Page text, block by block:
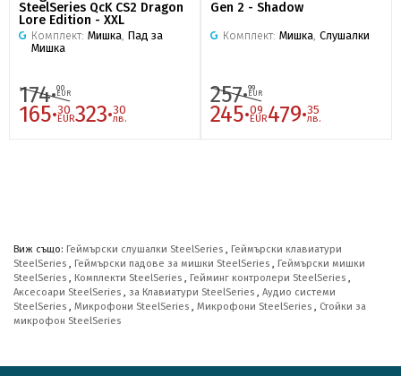
SteelSeries QcK CS2 Dragon
Lore Edition - XXL
Комплект: Мишка, Пад за
Мишка
174·00
EUR
165·30
EUR323·30
лв.
Gen 2 - Shadow
Комплект: Мишка, Слушалки
257·99
EUR
245·09
EUR479·35
лв.
Виж също: Геймърски слушалки SteelSeries , Геймърски клавиатури
SteelSeries , Геймърски падове за мишки SteelSeries , Геймърски мишки
SteelSeries , Комплекти SteelSeries , Гейминг контролери SteelSeries ,
Аксесоари SteelSeries , за Клавиатури SteelSeries , Аудио системи
SteelSeries , Микрофони SteelSeries , Микрофони SteelSeries , Стойки за
микрофон SteelSeries